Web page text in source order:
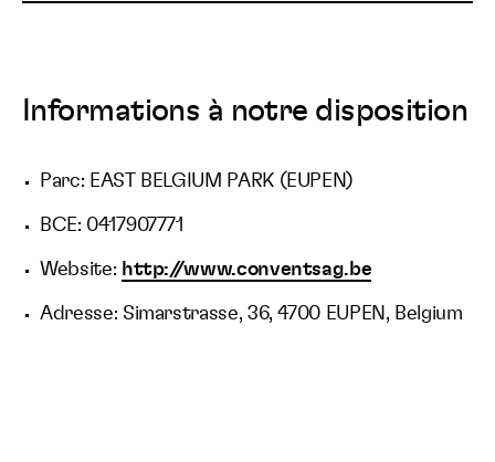
Informations à notre disposition
Parc: EAST BELGIUM PARK (EUPEN)
BCE: 0417907771
Website: http://www.conventsag.be
Adresse: Simarstrasse, 36, 4700 EUPEN, Belgium